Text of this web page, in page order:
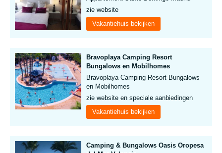
zie website
Vakantiehuis bekijken
Bravoplaya Camping Resort
Bungalows en Mobilhomes
Bravoplaya Camping Resort Bungalows
en Mobilhomes
zie website en speciale aanbiedingen
Vakantiehuis bekijken
Camping & Bungalows Oasis Oropesa